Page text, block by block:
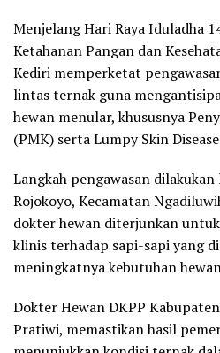
Menjelang Hari Raya Iduladha
Ketahanan Pangan dan
Kediri memperketat
lintas ternak guna
hewan menular, khususnya
(PMK) serta Lumpy Skin
Langkah pengawasan
Rojokoyo, Kecamatan
dokter hewan diterjunkan
klinis terhadap sapi-sapi yang
meningkatnya kebutuhan
Dokter Hewan DKPP
Pratiwi, memastikan hasil